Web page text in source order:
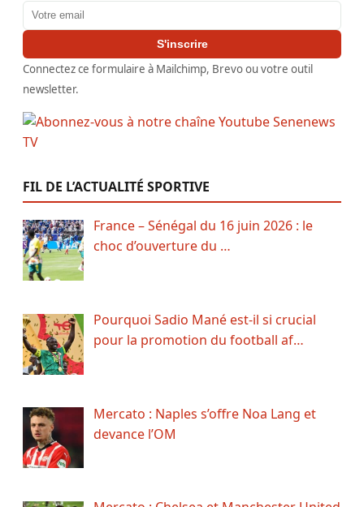
Adresse email
S'inscrire
Connectez ce formulaire à Mailchimp, Brevo ou votre outil
newsletter.
FIL DE L’ACTUALITÉ SPORTIVE
France – Sénégal du 16 juin 2026 : le
choc d’ouverture du …
Pourquoi Sadio Mané est-il si crucial
pour la promotion du football af…
Mercato : Naples s’offre Noa Lang et
devance l’OM